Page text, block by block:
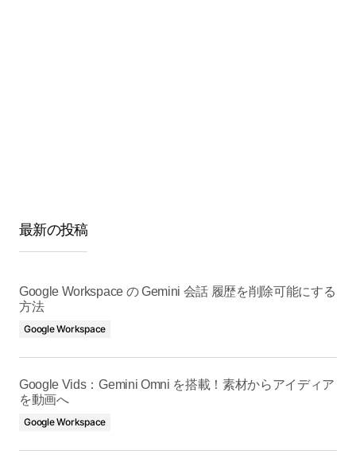
最新の投稿
Google Workspace の Gemini 会話 履歴を削除可能にする
方法
Google Workspace
Google Vids：Gemini Omni を搭載！素材からアイディア
を動画へ
Google Workspace